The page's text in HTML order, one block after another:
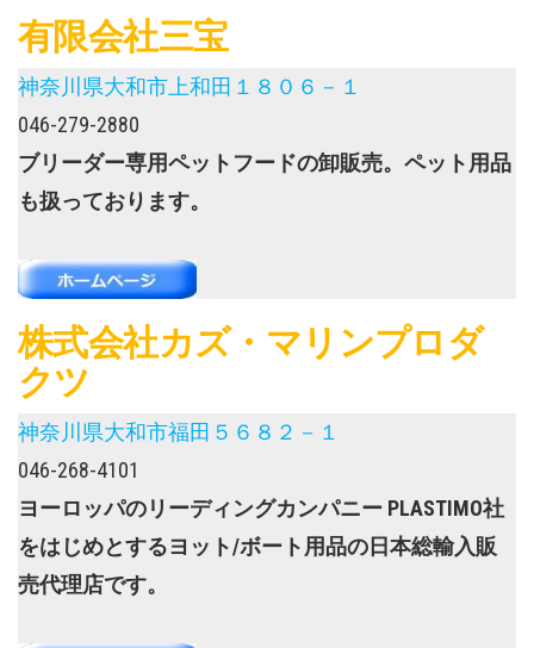
有限会社三宝
神奈川県大和市上和田１８０６－１
046-279-2880
ブリーダー専用ペットフードの卸販売。ペット用品
も扱っております。
株式会社カズ・マリンプロダ
クツ
神奈川県大和市福田５６８２－１
046-268-4101
ヨーロッパのリーディングカンパニー PLASTIMO社
をはじめとするヨット/ボート用品の日本総輸入販
売代理店です。